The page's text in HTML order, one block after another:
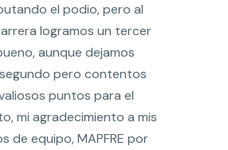
el podio, pero al
logramos un tercer
aunque dejamos
pero contentos
puntos para el
mi agradecimiento a mis
de equipo, MAPFRE por